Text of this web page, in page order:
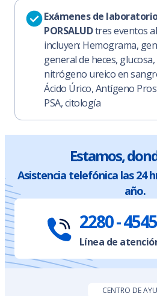
Exámenes de
PORSALUDtres eventos
incluyen: Hemograma,
general de heces,
nitrógeno ureico en
Ácido Úrico, Antígeno
PSA, citología
Estamos,
Asistencia telefónica las 24
año.
2280 - 4545
Línea de
CENTRO DE